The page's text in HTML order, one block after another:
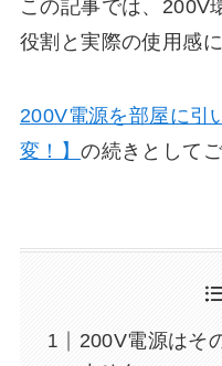
この記事では、200V
役割と実際の使用感
200V電源を部屋に引
変！】の続きとして
200V電源はそ